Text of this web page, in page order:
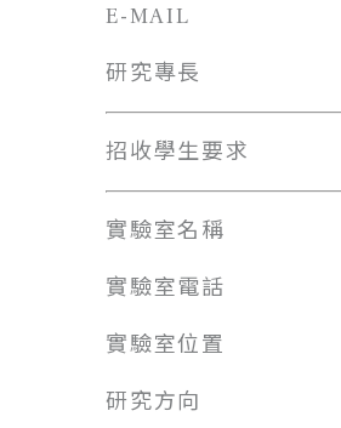
E-MAIL
研究專長
招收學生要求
實驗室名稱
實驗室電話
實驗室位置
研究方向